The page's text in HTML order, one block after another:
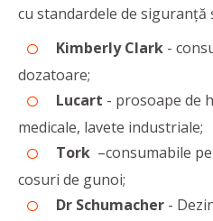
cu standardele de
Kimberly Clark -
dozatoare;
Lucart - prosoape de
medicale, lavete industriale;
Tork –consumabile
cosuri de gunoi;
Dr Schumacher -